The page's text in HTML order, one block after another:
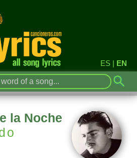
ES | EN
la Noche